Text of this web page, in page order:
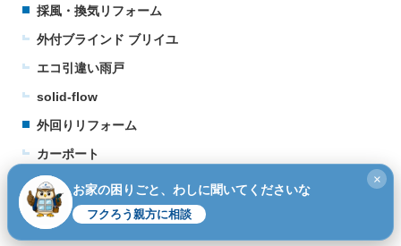
採風・換気リフォーム
外付ブラインド ブリイユ
エコ引違い雨戸
solid-flow
外回りリフォーム
カーポート
ウッドデッキ
テラス
お家の困りごと、わしに聞いてくださいな
フクろう親方に相談
×